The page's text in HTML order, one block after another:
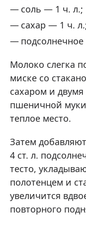
соль — 1 ч. л.;
сахар — 1 ч.
Молоко слегка
миске со
сахаром и
пшеничной
теплое место.
Затем
4 ст. л.
тесто,
полотенцем и
увеличится
повторного